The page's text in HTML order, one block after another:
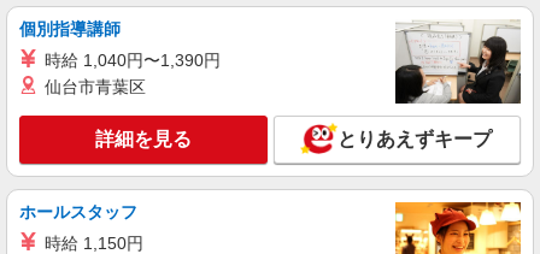
人気機種に詳しくなれる携帯販売【au】
月給259200円〜300000円（経験・能力によ
る） ※研修期間6か月・時給1500円〜 ※残業代支
○。・゜+゜・。○。・゜+゜ 入社祝い金10万円支
給(規定有) お友達を紹介頂くと, インセンティブ支
給(規定有) ゜・。○。・゜+゜・。○。・゜+゜
広島県広島市南区の家電量販店
キープ 詳細を見る
紹介予定派遣
株式会社シエロ
個別指導講師
時給 1,040円〜1,390円
仙台市青葉区
詳細を見る とりあえずキープ
ホールスタッフ
時給 1,150円